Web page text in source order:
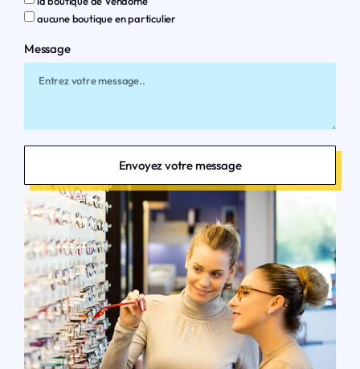
aucune boutique en particulier
Message
Envoyez votre message